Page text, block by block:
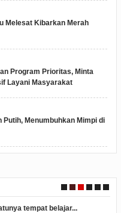
Melesat Kibarkan Merah
Program Prioritas, Minta
Layani Masyarakat
Menumbuhkan Mimpi di
tempat belajar...